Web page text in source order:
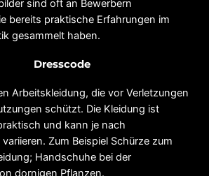
sind oft an Bewerbern
bereits praktische Erfahrungen im
gesammelt haben.
Dresscode
Arbeitskleidung, die vor Verletzungen
schützt. Die Kleidung ist
und kann je nach
Zum Beispiel Schürze zum
Handschuhe bei der
dornigen Pflanzen.